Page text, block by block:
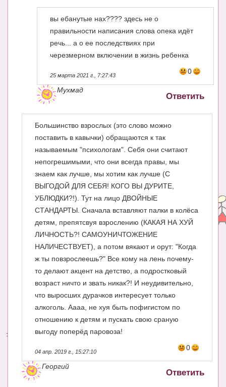
вы ебанутые нах???? здесь не о
правильности написания слова опека идёт
речь... а о ее последствиях при
черезмерном включении в жизнь ребенка
0
25 марта 2021 г., 7:27:43
Ответить
Мухмад
Большинство взрослых (это слово можно
поставить в кавычки) обращаются к так
называемым "психологам". Себя они считают
непогрешимыми, что они всегда правы, мы
знаем как лучше, мы хотим как лучше (С
ВЫГОДОЙ ДЛЯ СЕБЯ! КОГО ВЫ ДУРИТЕ,
УБЛЮДКИ?!). Тут на лицо ДВОЙНЫЕ
СТАНДАРТЫ. Сначала вставляют палки в колёса
детям, препятсвуя взрослению (КАКАЯ НА ХУЙ
ЛИЧНОСТЬ?! САМОУНИЧТОЖЕНИЕ
НАЛИЧЕСТВУЕТ), а потом вякают и орут: "Когда
ж ты повзрослеешь?" Все кому на лень почему-
то делают акцент на детство, а подростковый
возраст ничто и звать никак?! И неудивительно,
что выросших дурачков интересует только
алкоголь. Аааа, не хуя быть пофигистом по
отношению к детям и пускать свою сраную
выгоду поперёд паровоза!
0
04 апр. 2019 г., 15:27:10
Ответить
Георгий